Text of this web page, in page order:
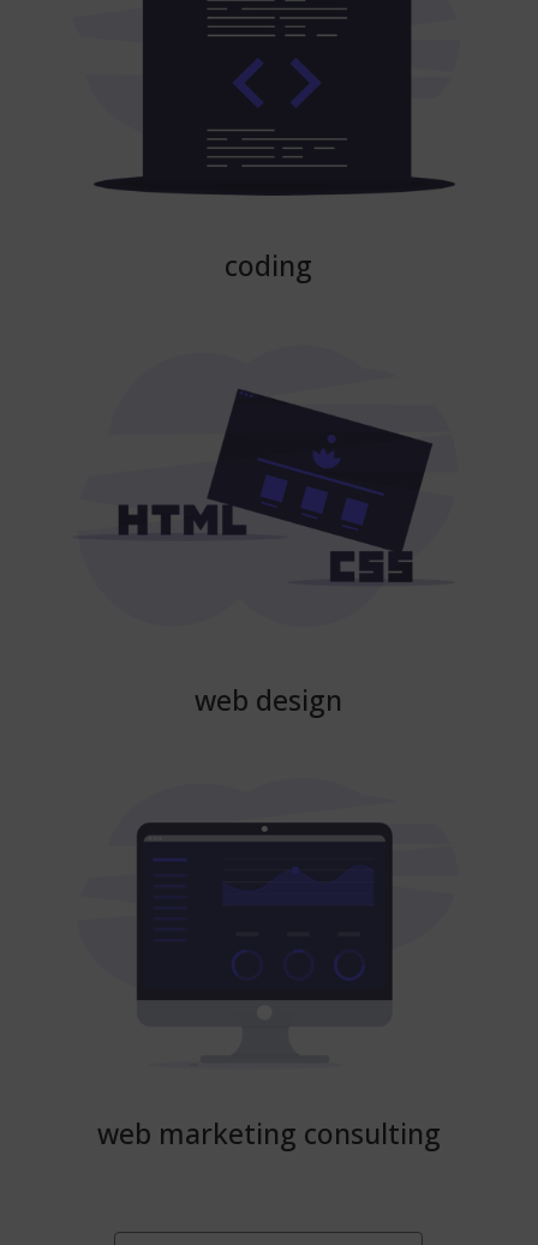
coding
web design
web marketing consulting